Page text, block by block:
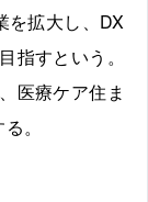
を拡大し、DX
指すという。
医療ケア住ま
。